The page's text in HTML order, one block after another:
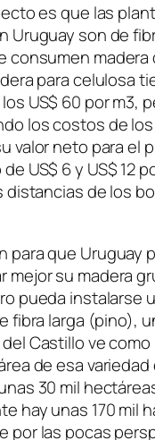
es que las
Uruguay son de
consumen
para celulosa
US$ 60 por m3,
los costos de
valor neto para el
US$ 6 y US$ 12
distancias de los
para que Uruguay
mejor su madera
pueda instalarse
fibra larga (pino),
Castillo ve como
de esa
30 mil
hay unas 170 mil
por las pocas